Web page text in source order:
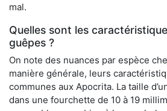
mal.
Quelles sont les
guêpes ?
On note des nuances par espèce
manière générale, leurs
communes aux Apocrita. La taille
dans une fourchette de 10 à 19